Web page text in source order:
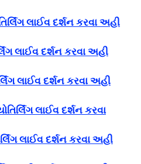
લાઈવ દર્શન કરવા અહી
લાઈવ દર્શન કરવા અહી
લાઈવ દર્શન કરવા અહી
લાઈવ દર્શન કરવા
લાઈવ દર્શન કરવા અહી